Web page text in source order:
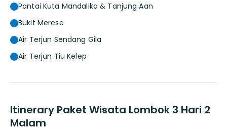
Pantai Kuta Mandalika & Tanjung Aan
Bukit Merese
Air Terjun Sendang Gila
Air Terjun Tiu Kelep
Itinerary Paket Wisata Lombok 3 Hari 2
Malam